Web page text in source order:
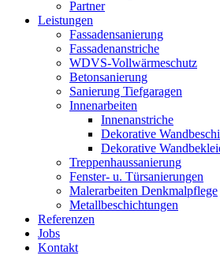
Partner
Leistungen
Fassadensanierung
Fassadenanstriche
WDVS-Vollwärmeschutz
Betonsanierung
Sanierung Tiefgaragen
Innenarbeiten
Innenanstriche
Dekorative
Dekorative
Treppenhaussanierung
Fenster- u. Türsanierungen
Malerarbeiten Denkmalpflege
Metallbeschichtungen
Referenzen
Jobs
Kontakt